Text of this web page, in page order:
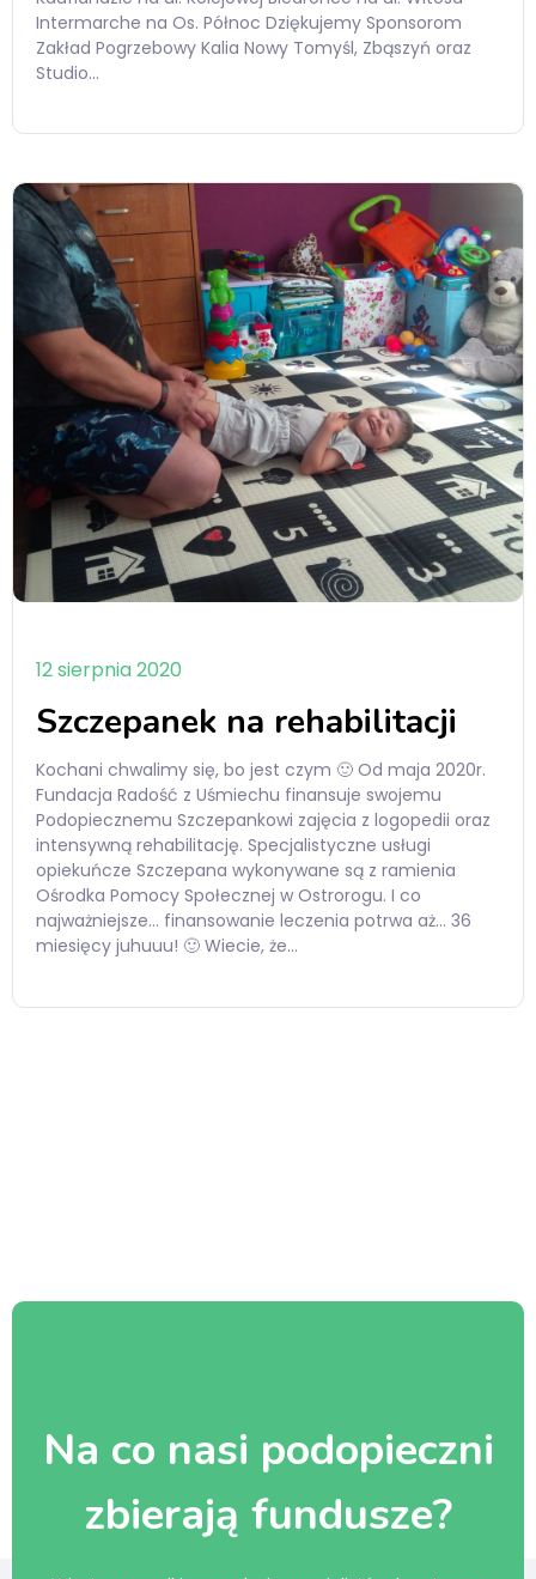
Intermarche na Os. Północ Dziękujemy Sponsorom
Zakład Pogrzebowy Kalia Nowy Tomyśl, Zbąszyń oraz
Studio…
12 sierpnia 2020
Szczepanek na rehabilitacji
Kochani chwalimy się, bo jest czym 🙂 Od maja 2020r.
Fundacja Radość z Uśmiechu finansuje swojemu
Podopiecznemu Szczepankowi zajęcia z logopedii oraz
intensywną rehabilitację. Specjalistyczne usługi
opiekuńcze Szczepana wykonywane są z ramienia
Ośrodka Pomocy Społecznej w Ostrorogu. I co
najważniejsze… finansowanie leczenia potrwa aż… 36
miesięcy juhuuu! 🙂 Wiecie, że…
Na co nasi podopieczni
zbierają fundusze?